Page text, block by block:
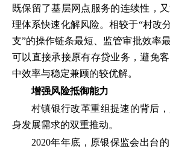
既保留了基层网点服务的连续性，
理体系快速化解风险。相较于“村改
支”的操作链条最短、监管审批效率
可以直接承接原有存贷业务，避免
中效率与稳定兼顾的较优解。
增强风险抵御能力
村镇银行改革重组提速的背后
身发展需求的双重推动。
2020年年底，原银保监会出台